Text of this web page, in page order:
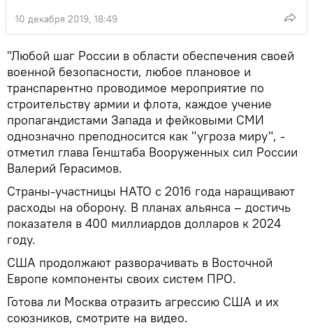
10 декабря 2019, 18:49
"Любой шаг России в области обеспечения своей
военной безопасности, любое плановое и
транспарентно проводимое мероприятие по
строительству армии и флота, каждое учение
пропагандистами Запада и фейковыми СМИ
однозначно преподносится как "угроза миру", -
отметил глава Генштаба Вооруженных сил России
Валерий Герасимов.
Страны-участницы НАТО с 2016 года наращивают
расходы на оборону. В планах альянса – достичь
показателя в 400 миллиардов долларов к 2024
году.
США продолжают разворачивать в Восточной
Европе компоненты своих систем ПРО.
Готова ли Москва отразить агрессию США и их
союзников, смотрите на видео.